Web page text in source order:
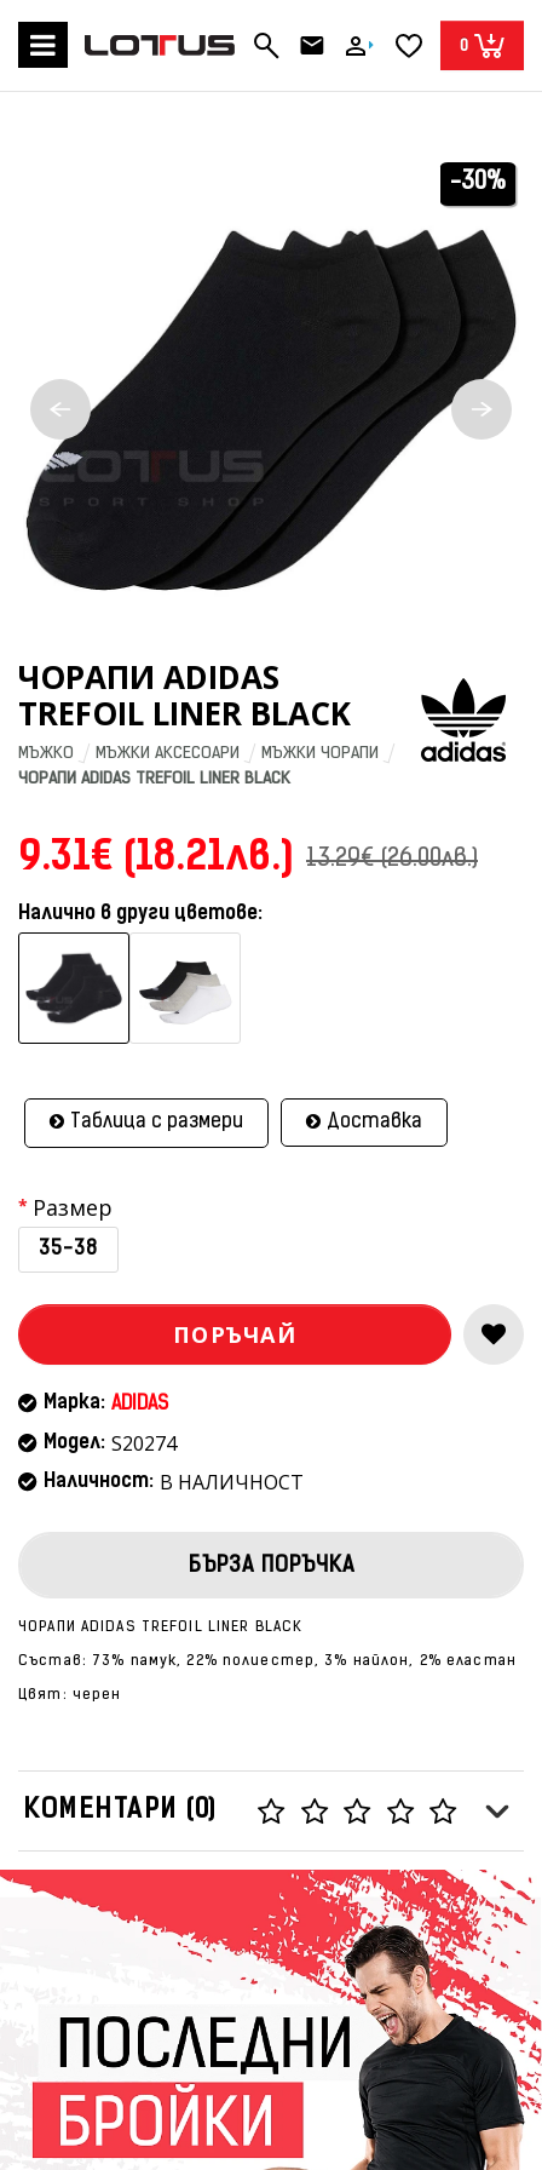
0
-30%
ЧОРАПИ ADIDAS
TREFOIL LINER BLACK
МЪЖКО МЪЖКИ АКСЕСОАРИ
МЪЖКИ ЧОРАПИ
ЧОРАПИ ADIDAS TREFOIL LINER BLACK
9.31€ (18.21лв.) 13.29€ (26.00лв.)
Налично в други цветове:
Таблица с размери Доставка
Размер
35-38
ПОРЪЧАЙ
Марка: ADIDAS
Модел: S20274
Наличност: В НАЛИЧНОСТ
БЪРЗА ПОРЪЧКА
ЧОРАПИ ADIDAS TREFOIL LINER BLACK
Състав: 73% памук, 22% полиестер, 3% найлон, 2% еластан
Цвят: черен
КОМЕНТАРИ (0)